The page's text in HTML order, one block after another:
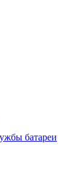
батареи